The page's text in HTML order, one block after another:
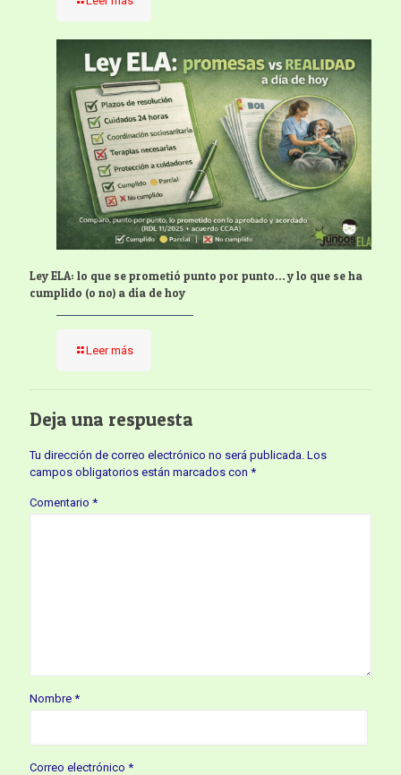
Ley ELA: lo que se prometió punto por punto… y lo que se ha
cumplido (o no) a día de hoy
Leer más
Deja una respuesta
Tu dirección de correo electrónico no será publicada. Los
campos obligatorios están marcados con *
Comentario *
Nombre *
Correo electrónico *